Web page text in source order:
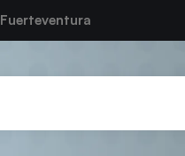
Fuerteventura